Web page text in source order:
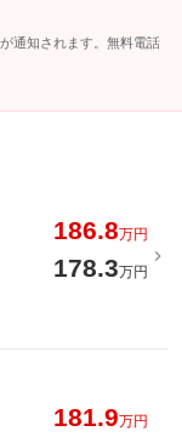
通知されます。無料電話
186.8万円
178.3万円
181.9万円